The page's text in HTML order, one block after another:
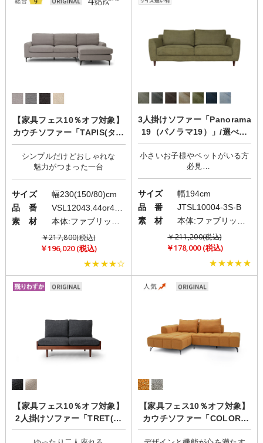
【家具フェス10％オフ対象】
カウチソファー「TAPIS(タピ
ス)」
シンプルだけどおしゃれな
サイズ
幅230(150/80)cm
品 番
VSL12043.44or45.46
素 材
本体:ファブリック(布)/脚:スチール
￥217,800(税込)
￥196,020 (税込)
★★★★☆
3人掛けソファー「Panorama
19（パノラマ19）」/選べる
座り心地/カバーリング
小さいお子様やペットがいる方
必見
引っ掻きに強い3人掛けソファ
サイズ
幅194cm
品 番
JTSL10004-3S-B
素 材
本体:ファブリック(布)/脚:ウッドorメタル
￥211,200(税込)
￥178,000 (税込)
★★★★★
【家具フェス10％オフ対象】
2人掛けソファー「TRET(ト
レット)」
【家具フェス10％オフ対象】
カウチソファー「COLORE
(コローレ)」